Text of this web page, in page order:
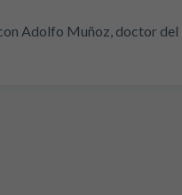
Adolfo Muñoz, doctor